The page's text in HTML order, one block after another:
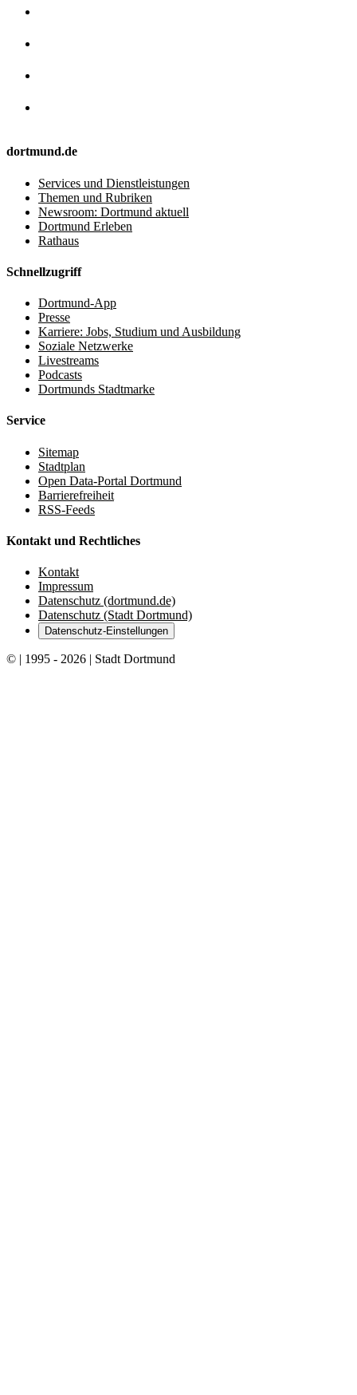
dortmund.de
Services und Dienstleistungen
Themen und Rubriken
Newsroom: Dortmund aktuell
Dortmund Erleben
Rathaus
Schnellzugriff
Dortmund-App
Presse
Karriere: Jobs, Studium und Ausbildung
Soziale Netzwerke
Livestreams
Podcasts
Dortmunds Stadtmarke
Service
Sitemap
Stadtplan
Open Data-Portal Dortmund
Barrierefreiheit
RSS-Feeds
Kontakt und Rechtliches
Kontakt
Impressum
Datenschutz (dortmund.de)
Datenschutz (Stadt Dortmund)
Datenschutz-Einstellungen
© | 1995 - 2026 | Stadt Dortmund